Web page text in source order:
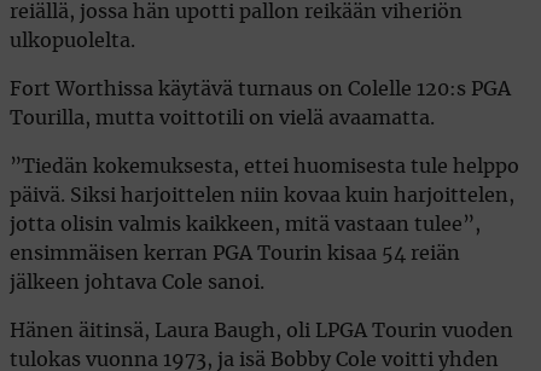
reiällä, jossa hän upotti pallon reikään viheriön
ulkopuolelta.
Fort Worthissa käytävä turnaus on Colelle 120:s PGA
Tourilla, mutta voittotili on vielä avaamatta.
”Tiedän kokemuksesta, ettei huomisesta tule helppo
päivä. Siksi harjoittelen niin kovaa kuin harjoittelen,
jotta olisin valmis kaikkeen, mitä vastaan tulee”,
ensimmäisen kerran PGA Tourin kisaa 54 reiän
jälkeen johtava Cole sanoi.
Hänen äitinsä, Laura Baugh, oli LPGA Tourin vuoden
tulokas vuonna 1973, ja isä Bobby Cole voitti yhden